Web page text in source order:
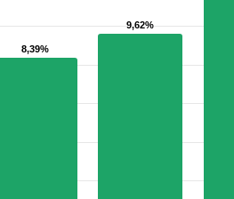
8,39%
8,39%
9,62%
9,62%